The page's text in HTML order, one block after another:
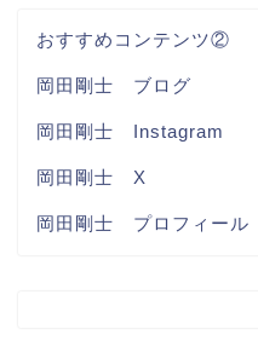
おすすめコンテンツ②
岡田剛士 ブログ
岡田剛士 Instagram
岡田剛士 X
岡田剛士 プロフィール